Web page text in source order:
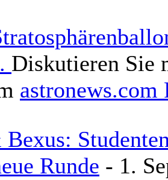
Diskutieren Sie
astronews.com
Runde - 1.